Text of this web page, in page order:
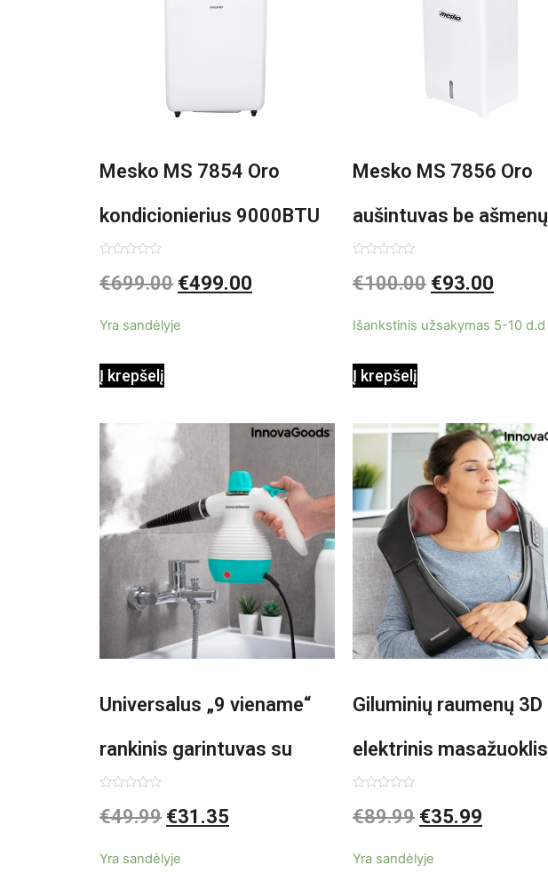
Mesko MS 7854 Oro
kondicionierius 9000BTU
0
iš
€699.00 €499.00
Yra sandėlyje
Į krepšelį
Mesko MS 7856 Oro
aušintuvas be ašmenų
3in1
0
iš
€100.00 €93.00
Išankstinis užsakymas 5-10 d.d
Į krepšelį
Universalus „9 viename“
rankinis garintuvas su
priedais Steany
0
iš
€49.99 €31.35
Yra sandėlyje
Giluminių raumenų 3D
elektrinis masažuoklis
InnovaGoods Shiatsu
0
iš
€89.99 €35.99
Yra sandėlyje